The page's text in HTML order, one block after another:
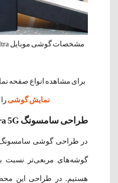
مشخصات گوشی موبایل Samsung Galaxy S22 Ultra
برای مشاهده انواع صفحه
نمایش گوشی
طراحی سامسونگ S22 Ultra 5G
هستیم. در طراحی این